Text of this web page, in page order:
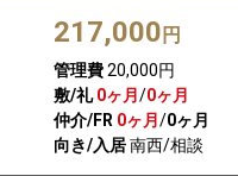
217,000 円
管理費20,000円
敷/礼 0ヶ月 /0ヶ月
仲介/FR 0ヶ月 /0ヶ月
向き/入居南西/相談